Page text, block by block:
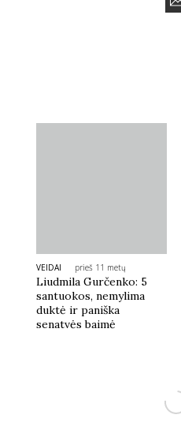
VEIDAI prieš 11 metų
Liudmila Gurčenko: 5
santuokos, nemylima
duktė ir paniška
senatvės baimė